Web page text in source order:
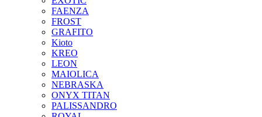
FAENZA
FROST
GRAFITO
Kioto
KREO
LEON
MAIOLICA
NEBRASKA
ONYX TITAN
PALISSANDRO